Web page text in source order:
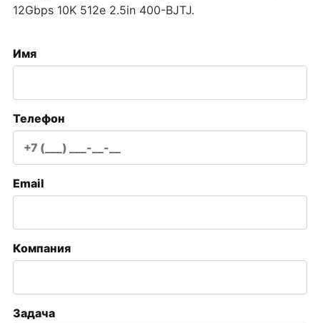
12Gbps 10K 512e 2.5in 400-BJTJ.
Имя
Телефон
Email
Компания
Задача